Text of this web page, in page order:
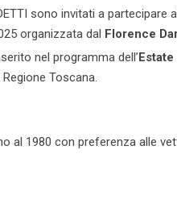
sono invitati a partecipare
organizzata dal Florence
nel programma dell’
Toscana.
al 1980 con preferenza alle